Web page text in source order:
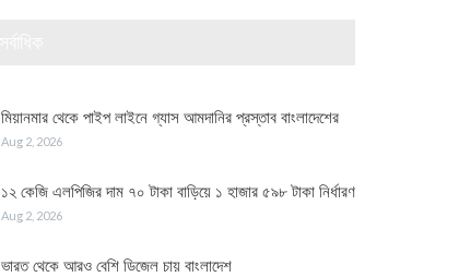
মিয়ানমার থেকে পাইপ লাইনে গ্যাস আমদানির প্রস্তাব বাংলাদেশের
Aug 2, 2026
১২ কেজি এলপিজির দাম ৭০ টাকা বাড়িয়ে ১ হাজার ৫৯৮ টাকা নির্ধারণ
Aug 2, 2026
ভারত থেকে আরও বেশি ডিজেল চায় বাংলাদেশ